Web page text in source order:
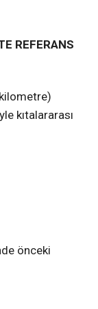
REFERANS
kıtalararası
önceki